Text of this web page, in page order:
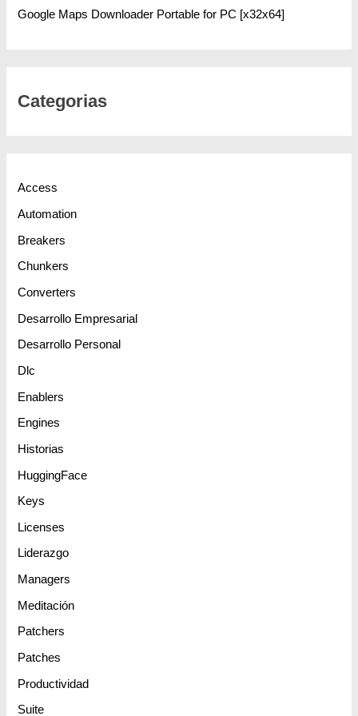
Google Maps Downloader Portable for PC [x32x64]
Categorias
Access
Automation
Breakers
Chunkers
Converters
Desarrollo Empresarial
Desarrollo Personal
Dlc
Enablers
Engines
Historias
HuggingFace
Keys
Licenses
Liderazgo
Managers
Meditación
Patchers
Patches
Productividad
Suite